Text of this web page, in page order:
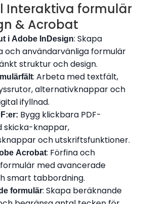
Interaktiva formulär
& Acrobat
i Adobe InDesign: Skapa
och användarvänliga formulär
struktur och design.
: Arbeta med textfält,
alternativknappar och
ifyllnad.
Bygg klickbara PDF-
skicka-knappar,
och utskriftsfunktioner.
Acrobat: Förfina och
med avancerade
smart tabbordning.
formulär: Skapa beräknande